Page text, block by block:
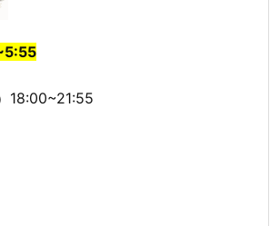
18:00~21:55